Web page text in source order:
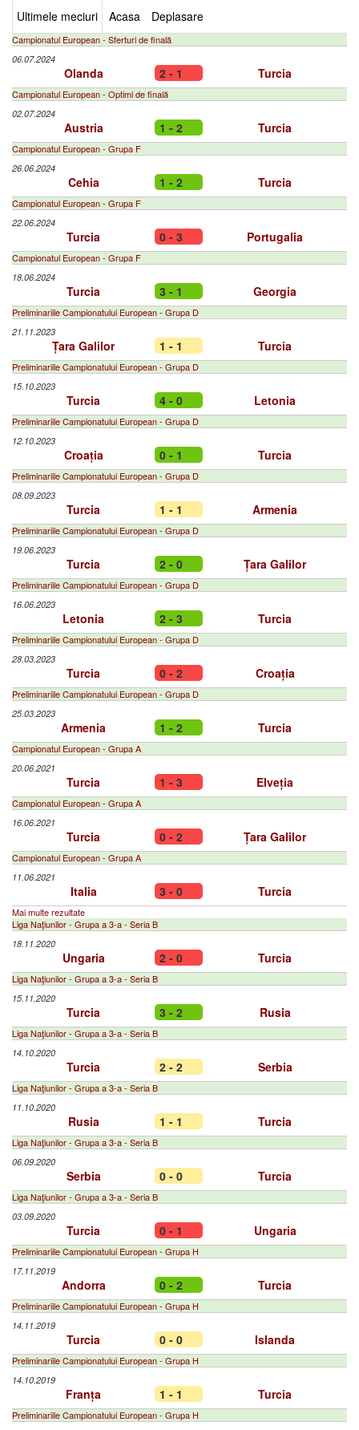
Ultimele meciuri Acasa Deplasare
Campionatul European - Sferturi de finală
06.07.2024
Olanda 2 - 1 Turcia
Campionatul European - Optimi de finală
02.07.2024
Austria 1 - 2 Turcia
Campionatul European - Grupa F
26.06.2024
Cehia 1 - 2 Turcia
Campionatul European - Grupa F
22.06.2024
Turcia 0 - 3 Portugalia
Campionatul European - Grupa F
18.06.2024
Turcia 3 - 1 Georgia
Preliminariile Campionatului European - Grupa D
21.11.2023
Țara Galilor 1 - 1 Turcia
Preliminariile Campionatului European - Grupa D
15.10.2023
Turcia 4 - 0 Letonia
Preliminariile Campionatului European - Grupa D
12.10.2023
Croația 0 - 1 Turcia
Preliminariile Campionatului European - Grupa D
08.09.2023
Turcia 1 - 1 Armenia
Preliminariile Campionatului European - Grupa D
19.06.2023
Turcia 2 - 0 Țara Galilor
Preliminariile Campionatului European - Grupa D
16.06.2023
Letonia 2 - 3 Turcia
Preliminariile Campionatului European - Grupa D
28.03.2023
Turcia 0 - 2 Croația
Preliminariile Campionatului European - Grupa D
25.03.2023
Armenia 1 - 2 Turcia
Campionatul European - Grupa A
20.06.2021
Turcia 1 - 3 Elveția
Campionatul European - Grupa A
16.06.2021
Turcia 0 - 2 Țara Galilor
Campionatul European - Grupa A
11.06.2021
Italia 3 - 0 Turcia
Mai multe rezultate
Liga Naţiunilor - Grupa a 3-a - Seria B
18.11.2020
Ungaria 2 - 0 Turcia
Liga Naţiunilor - Grupa a 3-a - Seria B
15.11.2020
Turcia 3 - 2 Rusia
Liga Naţiunilor - Grupa a 3-a - Seria B
14.10.2020
Turcia 2 - 2 Serbia
Liga Naţiunilor - Grupa a 3-a - Seria B
11.10.2020
Rusia 1 - 1 Turcia
Liga Naţiunilor - Grupa a 3-a - Seria B
06.09.2020
Serbia 0 - 0 Turcia
Liga Naţiunilor - Grupa a 3-a - Seria B
03.09.2020
Turcia 0 - 1 Ungaria
Preliminariile Campionatului European - Grupa H
17.11.2019
Andorra 0 - 2 Turcia
Preliminariile Campionatului European - Grupa H
14.11.2019
Turcia 0 - 0 Islanda
Preliminariile Campionatului European - Grupa H
14.10.2019
Franța 1 - 1 Turcia
Preliminariile Campionatului European - Grupa H